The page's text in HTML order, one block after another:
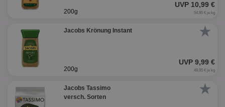
UVP 10,99 €
200g 54,95 € je kg
★
Jacobs Krönung Instant
UVP 9,99 €
200g 49,95 € je kg
★
Jacobs Tassimo
versch. Sorten